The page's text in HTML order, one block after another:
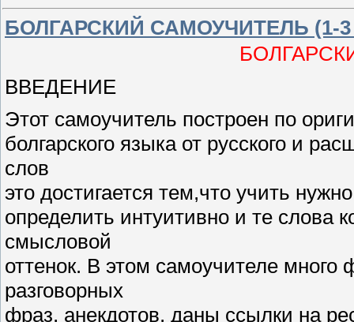
БОЛГАРСКИЙ САМОУЧИТЕЛЬ (1-3
ВВЕДЕНИЕ
Этот самоучитель построен по
болгарского языка от русского и
слов
это достигается тем,что учить
определить интуитивно и те слова
смысловой
оттенок. В этом самоучителе много
разговорных
фраз, анекдотов, даны ссылки на